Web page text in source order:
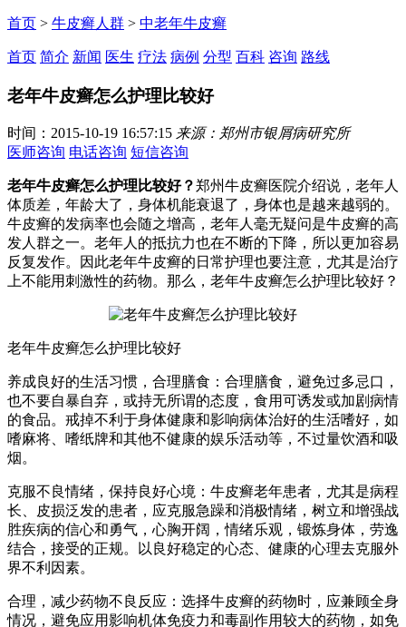
首页 > 牛皮癣人群 > 中老年牛皮癣
首页 简介 新闻 医生 疗法 病例 分型 百科 咨询 路线
老年牛皮癣怎么护理比较好
时间：2015-10-19 16:57:15 来源：郑州市银屑病研究所
医师咨询 电话咨询 短信咨询
老年牛皮癣怎么护理比较好？郑州牛皮癣医院介绍说，老年人
体质差，年龄大了，身体机能衰退了，身体也是越来越弱的。
牛皮癣的发病率也会随之增高，老年人毫无疑问是牛皮癣的高
发人群之一。老年人的抵抗力也在不断的下降，所以更加容易
反复发作。因此老年牛皮癣的日常护理也要注意，尤其是治疗
上不能用刺激性的药物。那么，老年牛皮癣怎么护理比较好？
老年牛皮癣怎么护理比较好
养成良好的生活习惯，合理膳食：合理膳食，避免过多忌口，
也不要自暴自弃，或持无所谓的态度，食用可诱发或加剧病情
的食品。戒掉不利于身体健康和影响病体治好的生活嗜好，如
嗜麻将、嗜纸牌和其他不健康的娱乐活动等，不过量饮酒和吸
烟。
克服不良情绪，保持良好心境：牛皮癣老年患者，尤其是病程
长、皮损泛发的患者，应克服急躁和消极情绪，树立和增强战
胜疾病的信心和勇气，心胸开阔，情绪乐观，锻炼身体，劳逸
结合，接受的正规。以良好稳定的心态、健康的心理去克服外
界不利因素。
合理，减少药物不良反应：选择牛皮癣的药物时，应兼顾全身
情况，避免应用影响机体免疫力和毒副作用较大的药物，如免